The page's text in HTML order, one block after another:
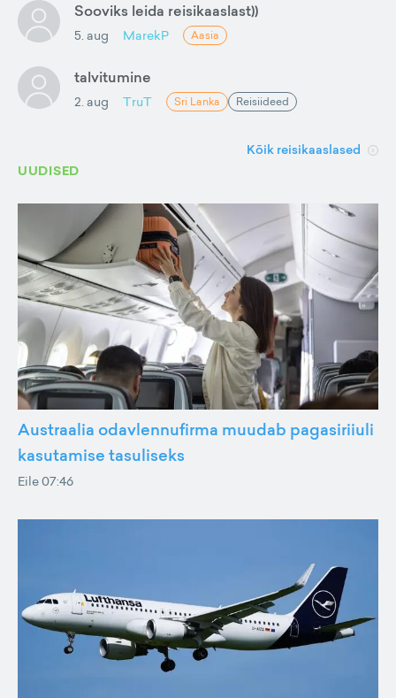
Sooviks leida reisikaaslast))
5. aug MarekP Aasia
talvitumine
2. aug TruT Sri Lanka Reisiideed
Kõik reisikaaslased
UUDISED
Austraalia odavlennufirma muudab pagasiriiuli
kasutamise tasuliseks
Eile 07:46